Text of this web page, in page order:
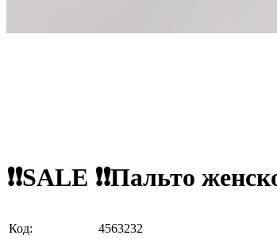
❗❗SALE ❗❗Пальто
Код:
4563232